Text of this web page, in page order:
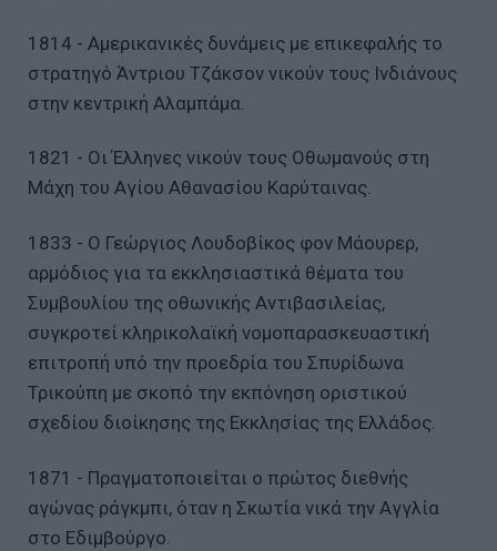
1814 - Αμερικανικές δυνάμεις με επικεφαλής το
στρατηγό Άντριου Τζάκσον νικούν τους Ινδιάνους
στην κεντρική Αλαμπάμα.
1821 - Οι Έλληνες νικούν τους Οθωμανούς στη
Μάχη του Αγίου Αθανασίου Καρύταινας.
1833 - Ο Γεώργιος Λουδοβίκος φον Μάουρερ,
αρμόδιος για τα εκκλησιαστικά θέματα του
Συμβουλίου της οθωνικής Αντιβασιλείας,
συγκροτεί κληρικολαϊκή νομοπαρασκευαστική
επιτροπή υπό την προεδρία του Σπυρίδωνα
Τρικούπη με σκοπό την εκπόνηση οριστικού
σχεδίου διοίκησης της Εκκλησίας της Ελλάδος.
1871 - Πραγματοποιείται ο πρώτος διεθνής
αγώνας ράγκμπι, όταν η Σκωτία νικά την Αγγλία
στο Εδιμβούργο.